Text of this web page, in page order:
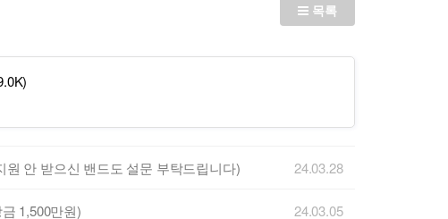
목록
안 받으신 밴드도 설문 부탁드립니다) 24.03.28
1,500만원) 24.03.05